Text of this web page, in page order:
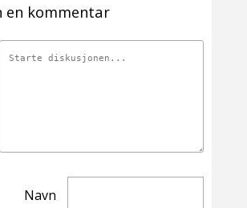
en kommentar
Navn